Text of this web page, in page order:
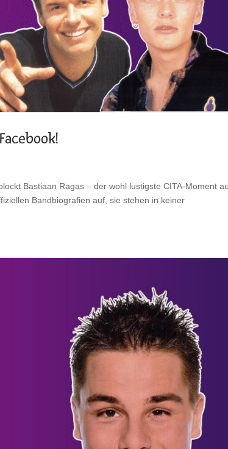
Bastiaan Ragas – der wohl lustigste CITA-Moment
Bandbiografien auf, sie stehen in keiner